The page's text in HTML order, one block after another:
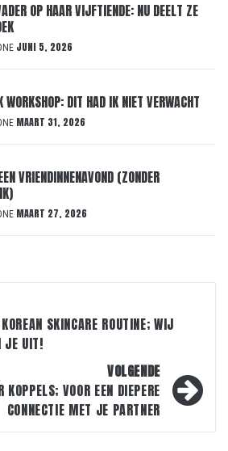
OP HAAR VIJFTIENDE: NU DEELT ZE
JUNI 5, 2026
WORKSHOP: DIT HAD IK NIET VERWACHT
MAART 31, 2026
VRIENDINNENAVOND (ZONDER
MAART 27, 2026
SKINCARE ROUTINE; WIJ
JE UIT!
VOLGENDE
KOPPELS; VOOR EEN DIEPERE
CONNECTIE MET JE PARTNER